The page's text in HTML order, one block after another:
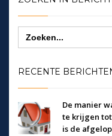
Zoek
naar:
RECENTE
De manier
te krijgen
is de